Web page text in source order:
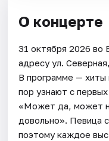
О концерте
31 октября 2026 во
адресу ул.
В программе — хиты
пор узнают с
«Может да, может
довольно». Певица
поэтому каждое